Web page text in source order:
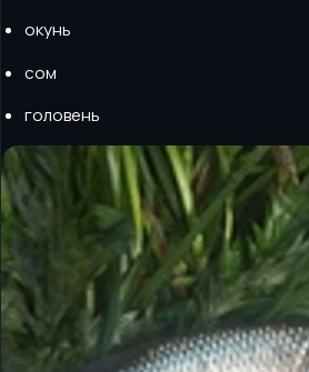
окунь
сом
головень